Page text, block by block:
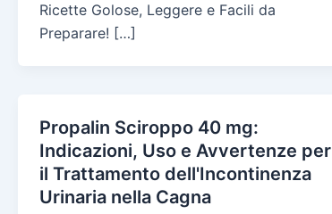
Ricette Golose, Leggere e Facili da
Preparare! […]
Propalin Sciroppo 40 mg:
Indicazioni, Uso e Avvertenze per
il Trattamento dell'Incontinenza
Urinaria nella Cagna